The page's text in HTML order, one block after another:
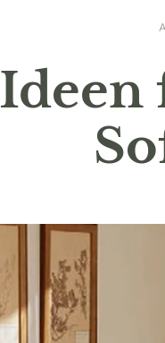
Ideen